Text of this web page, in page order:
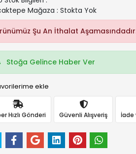
Mağaza : Stokta Yok
Şu An İthalat
Stoğa Gelince Haber Ver
ekle
Hızlı Gönderi Güvenli Alışveriş İade